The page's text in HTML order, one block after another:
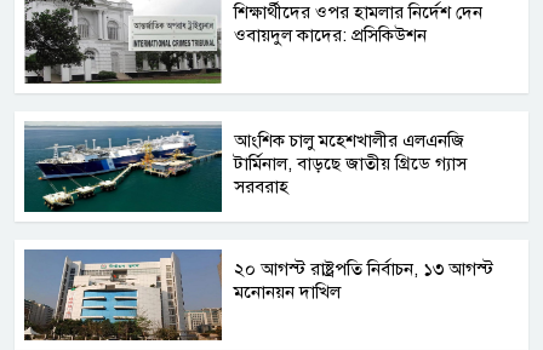
শিক্ষার্থীদের ওপর হামলার নির্দেশ দেন
ওবায়দুল কাদের: প্রসিকিউশন
আংশিক চালু মহেশখালীর এলএনজি
টার্মিনাল, বাড়ছে জাতীয় গ্রিডে গ্যাস
সরবরাহ
২০ আগস্ট রাষ্ট্রপতি নির্বাচন, ১৩ আগস্ট
মনোনয়ন দাখিল